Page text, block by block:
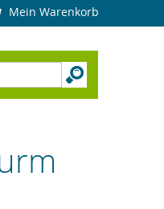
Mein Warenkorb